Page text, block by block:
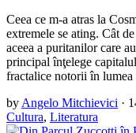
Ceea ce m-a atras la
extremele se ating. Cât
aceea a puritanilor care
principal înţelege
fractalice notorii în
byAngelo Mitchievici ·
Cultura, Literatura